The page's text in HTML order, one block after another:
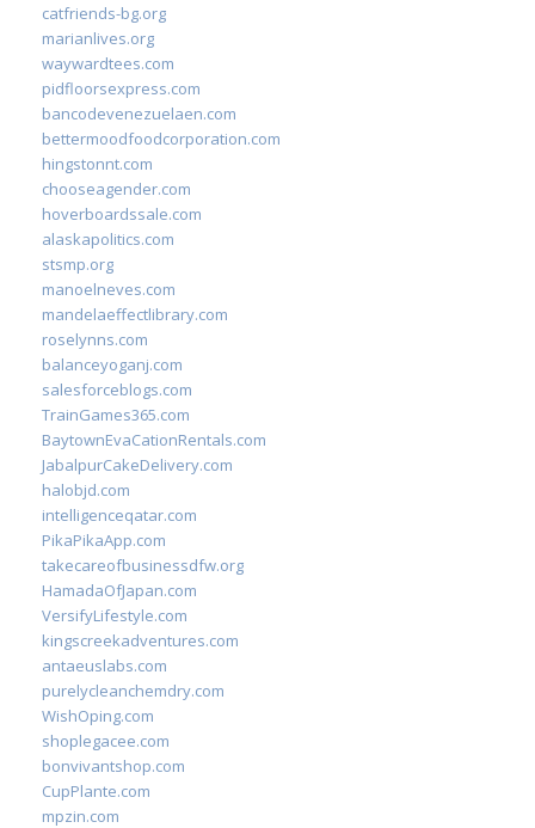
catfriends-bg.org
marianlives.org
waywardtees.com
pidfloorsexpress.com
bancodevenezuelaen.com
bettermoodfoodcorporation.com
hingstonnt.com
chooseagender.com
hoverboardssale.com
alaskapolitics.com
stsmp.org
manoelneves.com
mandelaeffectlibrary.com
roselynns.com
balanceyoganj.com
salesforceblogs.com
TrainGames365.com
BaytownEvaCationRentals.com
JabalpurCakeDelivery.com
halobjd.com
intelligenceqatar.com
PikaPikaApp.com
takecareofbusinessdfw.org
HamadaOfJapan.com
VersifyLifestyle.com
kingscreekadventures.com
antaeuslabs.com
purelycleanchemdry.com
WishOping.com
shoplegacee.com
bonvivantshop.com
CupPlante.com
mpzin.com